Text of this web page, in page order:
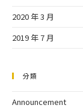
2020 年 3 月
2019 年 7 月
分類
Announcement